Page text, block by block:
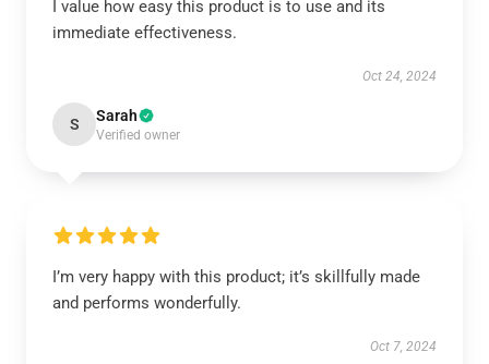
I value how easy this product is to use and its
immediate effectiveness.
Oct 24, 2024
S Sarah
Verified owner
I’m very happy with this product; it’s skillfully made
and performs wonderfully.
Oct 7, 2024